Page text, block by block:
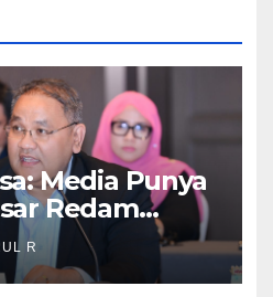
Media Punya
Redam
R